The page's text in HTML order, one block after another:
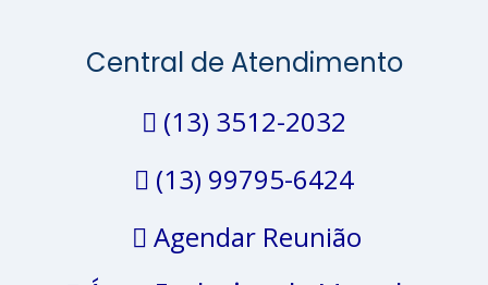
Central de Atendimento
(13) 3512-2032
(13) 99795-6424
Agendar Reunião